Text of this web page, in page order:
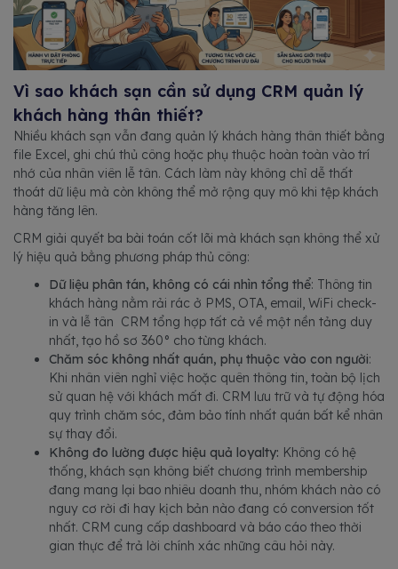
Vì sao khách sạn cần sử dụng CRM quản lý
khách hàng thân thiết?
Nhiều khách sạn vẫn đang quản lý khách hàng thân thiết bằng
file Excel, ghi chú thủ công hoặc phụ thuộc hoàn toàn vào trí
nhớ của nhân viên lễ tân. Cách làm này không chỉ dễ thất
thoát dữ liệu mà còn không thể mở rộng quy mô khi tệp khách
hàng tăng lên.
CRM giải quyết ba bài toán cốt lõi mà khách sạn không thể xử
lý hiệu quả bằng phương pháp thủ công:
Dữ liệu phân tán, không có cái nhìn tổng thể: Thông tin
khách hàng nằm rải rác ở PMS, OTA, email, WiFi check-
in và lễ tân CRM tổng hợp tất cả về một nền tảng duy
nhất, tạo hồ sơ 360° cho từng khách.
Chăm sóc không nhất quán, phụ thuộc vào con người:
Khi nhân viên nghỉ việc hoặc quên thông tin, toàn bộ lịch
sử quan hệ với khách mất đi. CRM lưu trữ và tự động hóa
quy trình chăm sóc, đảm bảo tính nhất quán bất kể nhân
sự thay đổi.
Không đo lường được hiệu quả loyalty: Không có hệ
thống, khách sạn không biết chương trình membership
đang mang lại bao nhiêu doanh thu, nhóm khách nào có
nguy cơ rời đi hay kịch bản nào đang có conversion tốt
nhất. CRM cung cấp dashboard và báo cáo theo thời
gian thực để trả lời chính xác những câu hỏi này.